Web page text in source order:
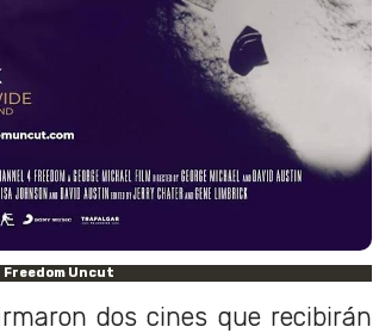
Freedom Uncut
dos cines que recibirán